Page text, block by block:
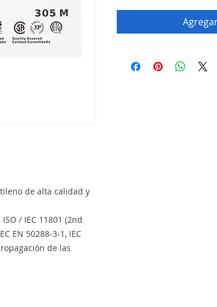
de alta calidad y
/ IEC 11801 (2nd
EN 50288-3-1, IEC
de las